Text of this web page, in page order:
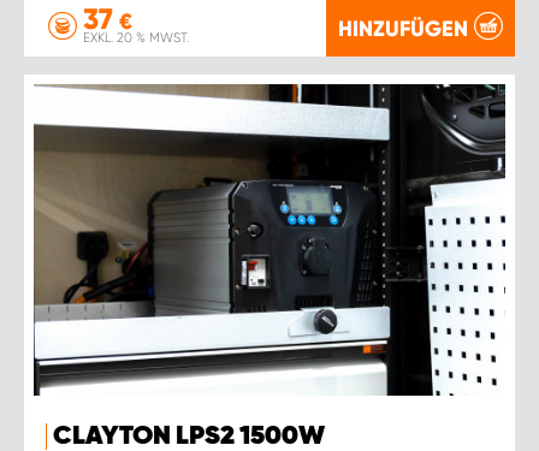
37 €
EXKL. 20 % MWST. HINZUFÜGEN
CLAYTON LPS2 1500W